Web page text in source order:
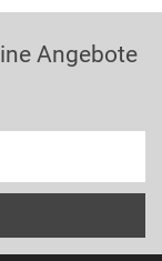
Angebote